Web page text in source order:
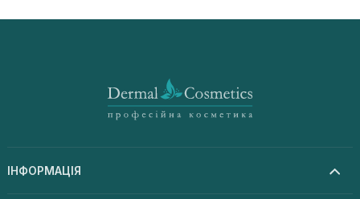
ІНФОРМАЦІЯ